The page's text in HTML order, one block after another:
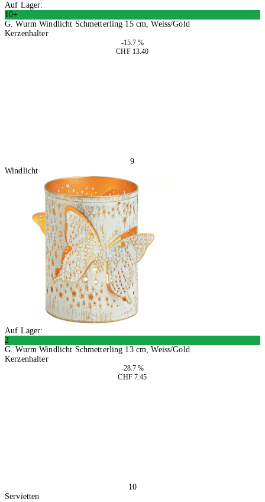
Auf Lager:
10+
G. Wurm Windlicht Schmetterling 15 cm, Weiss/Gold
Kerzenhalter
-15.7 %
CHF 13.40
9
Windlicht
Auf Lager:
2
G. Wurm Windlicht Schmetterling 13 cm, Weiss/Gold
Kerzenhalter
-28.7 %
CHF 7.45
10
Servietten